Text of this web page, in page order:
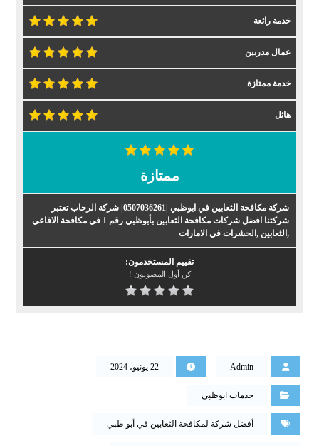
خدمة رائعة
عمال مدربين
خدمة ممتازة
هائل
ممتازة
شركة مكافحة الثعابين في ابوظبي |0507036261| شركة الرحاب تعتبر
شركتنا افضل شركات مكافحة الثعابين بأبوظبي رقم 1 في مكافحة الافاعي
,الثعابين ,الحشرات في الامارات
تقييم المستخدمون:
كن أول المصوتون !
Admin 22 يونيو، 2024
خدمات ابوظبي
أفضل شركة لمكافحة الثعابين في أبو ظبي